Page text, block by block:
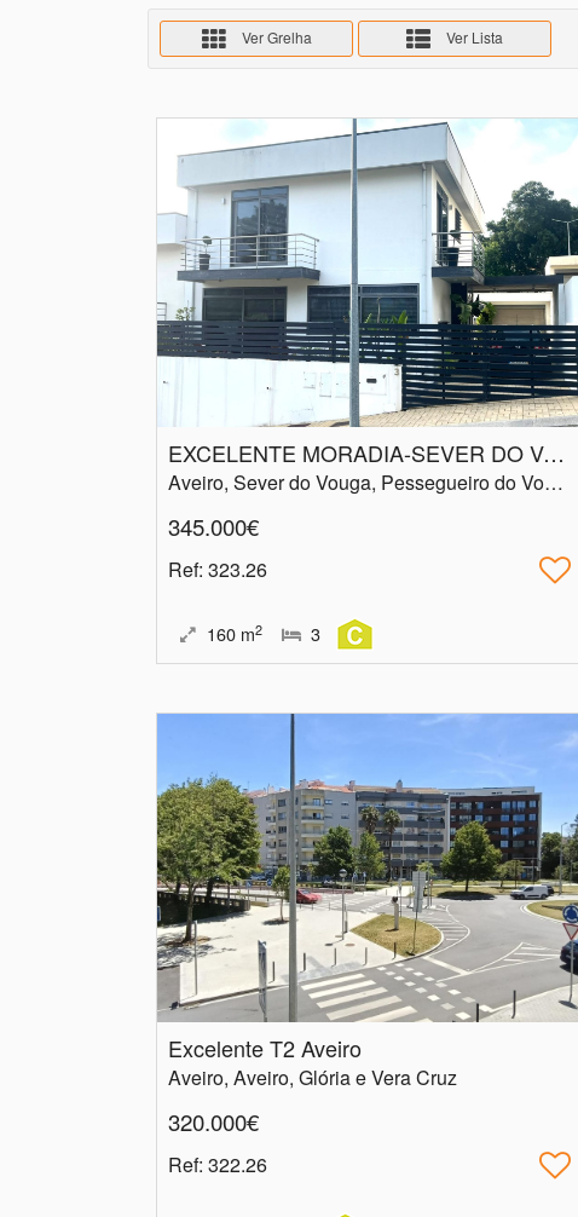
Ver Grelha Ver Lista
EXCELENTE MORADIA-SEVER DO VOUGA-AVEIRO
Aveiro, Sever do Vouga, Pessegueiro do Vouga
345.000€
Ref: 323.26
160 m2 3
Excelente T2 Aveiro
Aveiro, Aveiro, Glória e Vera Cruz
320.000€
Ref: 322.26